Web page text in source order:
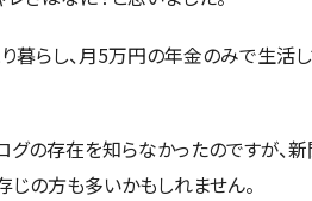
暮らし、月5万円の年金のみで生活
の存在を知らなかったのですが、
じの方も多いかもしれません。